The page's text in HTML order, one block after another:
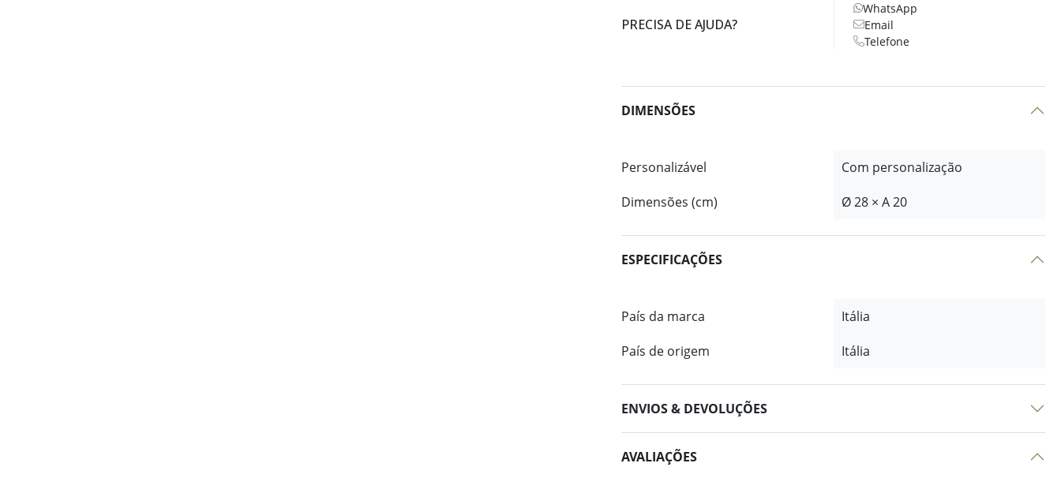
PRECISA DE AJUDA?
WhatsApp
Email
Telefone
DIMENSÕES
Personalizável
Com personalização
Dimensões (cm)
Ø 28 × A 20
ESPECIFICAÇÕES
País da marca
Itália
País de origem
Itália
ENVIOS & DEVOLUÇÕES
AVALIAÇÕES